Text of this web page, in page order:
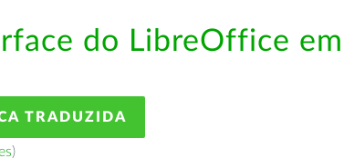
do LibreOffice em
TRADUZIDA
)